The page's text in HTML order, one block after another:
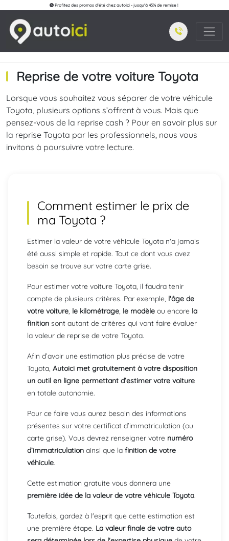
Profitez des promos d'été chez autoici - jusqu'à 45% de remise !
Reprise de votre voiture Toyota
Lorsque vous souhaitez vous séparer de votre véhicule
Toyota, plusieurs options s’offrent à vous. Mais que
pensez-vous de la reprise cash ? Pour en savoir plus sur
la reprise Toyota par les professionnels, nous vous
invitons à poursuivre votre lecture.
Comment estimer le prix de
ma Toyota ?
Estimer la valeur de votre véhicule Toyota n'a jamais
été aussi simple et rapide. Tout ce dont vous avez
besoin se trouve sur votre carte grise.
Pour estimer votre voiture Toyota, il faudra tenir
compte de plusieurs critères. Par exemple, l'âge de
votre voiture, le kilométrage, le modèle ou encore la
finition sont autant de critères qui vont faire évaluer
la valeur de reprise de votre Toyota.
Afin d’avoir une estimation plus précise de votre
Toyota, Autoici met gratuitement à votre disposition
un outil en ligne permettant d’estimer votre voiture
en totale autonomie.
Pour ce faire vous aurez besoin des informations
présentes sur votre certificat d’immatriculation (ou
carte grise). Vous devrez renseigner votre numéro
d’immatriculation ainsi que la finition de votre
véhicule.
Cette estimation gratuite vous donnera une
première idée de la valeur de votre véhicule Toyota.
Toutefois, gardez à l'esprit que cette estimation est
une première étape. La valeur finale de votre auto